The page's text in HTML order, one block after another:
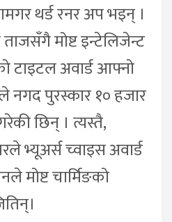
थर्ड रनर अप भइन् ।
मोष्ट इन्टेलिजेन्ट
टाइटल अवार्ड आफ्नो
नगद पुरस्कार १० हजार
छिन् । त्यस्तै,
भ्यूअर्स च्वाइस अवार्ड
मोष्ट चार्मिङको